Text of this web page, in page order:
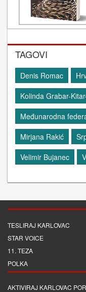
TAGOVI
Denis Romac
Kolinda Grabar-
Međunarodna
Mirjana Rakić
Velimir Bujanec
TESLIRAJ KARLOVAC
STAR VOICE
11. TEZA
POLKA
AKTIVIRAJ KARLOVAC